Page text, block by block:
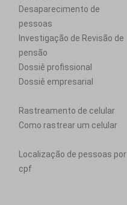
Desaparecimento de
pessoas
Investigação de Revisão de
pensão
Dossiê profissional
Dossiê empresarial
Rastreamento de celular
Como rastrear um celular
Localização de pessoas por
cpf